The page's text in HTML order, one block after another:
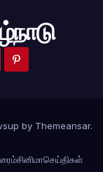
by Themeansar.
சினிமாசெய்திகள்